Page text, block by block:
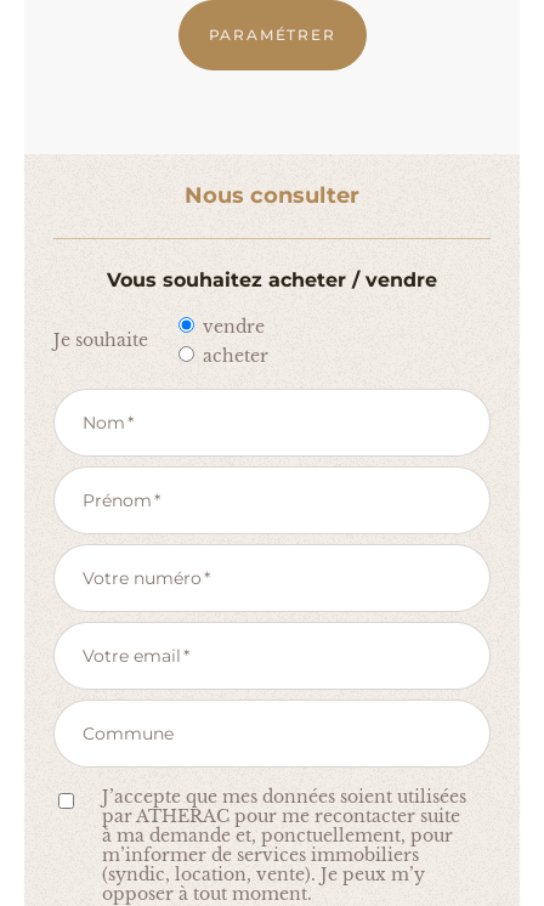
PARAMÉTRER
Nous consulter
Vous souhaitez acheter / vendre
Je souhaite
vendre
acheter
Nom
Prénom
Votre numéro
Votre email
Commune
J’accepte que mes données soient utilisées
par ATHERAC pour me recontacter suite
à ma demande et, ponctuellement, pour
m’informer de services immobiliers
(syndic, location, vente). Je peux m’y
opposer à tout moment.